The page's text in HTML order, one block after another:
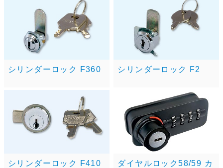
シリンダーロック F360 シリンダーロック F2
シリンダーロック F410 ダイヤルロック58/59 カ